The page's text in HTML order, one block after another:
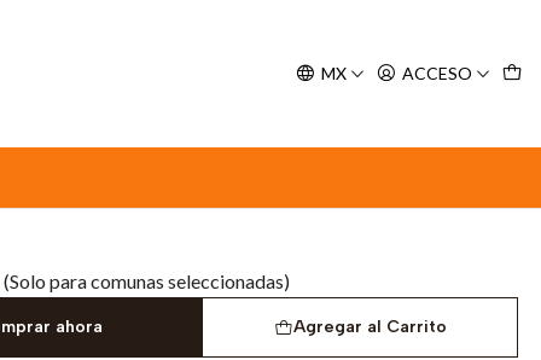
MX ACCESO
Salmon - 400 g
Mediterraneo Salmon
(Solo para comunas seleccionadas)
Agregar al Carrito
ahora